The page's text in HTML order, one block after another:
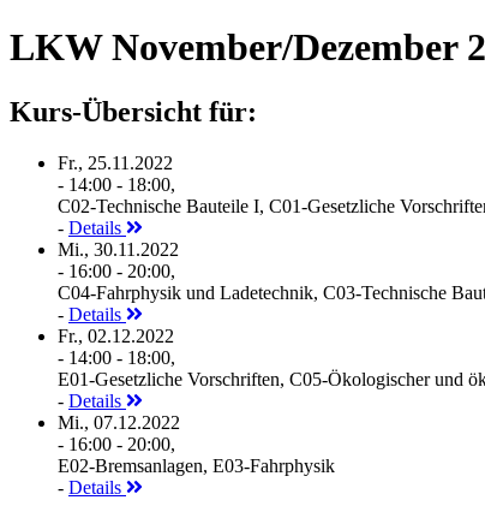
LKW November/Dezember
Kurs-Übersicht für:
Fr., 25.11.2022
- 14:00 - 18:00,
C02-Technische Bauteile I, C01-Gesetzliche
- Details
Mi., 30.11.2022
- 16:00 - 20:00,
C04-Fahrphysik und Ladetechnik, C03-Technische
- Details
Fr., 02.12.2022
- 14:00 - 18:00,
E01-Gesetzliche Vorschriften, C05-Ökologischer und
- Details
Mi., 07.12.2022
- 16:00 - 20:00,
E02-Bremsanlagen, E03-Fahrphysik
- Details